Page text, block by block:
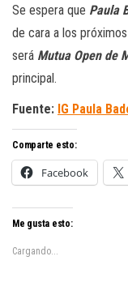
Se espera que Paula
de cara a los
será Mutua Open de
principal.
Fuente: IG Paula
Comparte esto:
Facebook
Me gusta esto:
Cargando...